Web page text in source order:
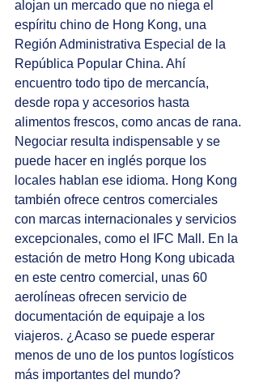
alojan un mercado que no niega el
espíritu chino de Hong Kong, una
Región Administrativa Especial de la
República Popular China. Ahí
encuentro todo tipo de mercancía,
desde ropa y accesorios hasta
alimentos frescos, como ancas de rana.
Negociar resulta indispensable y se
puede hacer en inglés porque los
locales hablan ese idioma. Hong Kong
también ofrece centros comerciales
con marcas internacionales y servicios
excepcionales, como el IFC Mall. En la
estación de metro Hong Kong ubicada
en este centro comercial, unas 60
aerolíneas ofrecen servicio de
documentación de equipaje a los
viajeros. ¿Acaso se puede esperar
menos de uno de los puntos logísticos
más importantes del mundo?